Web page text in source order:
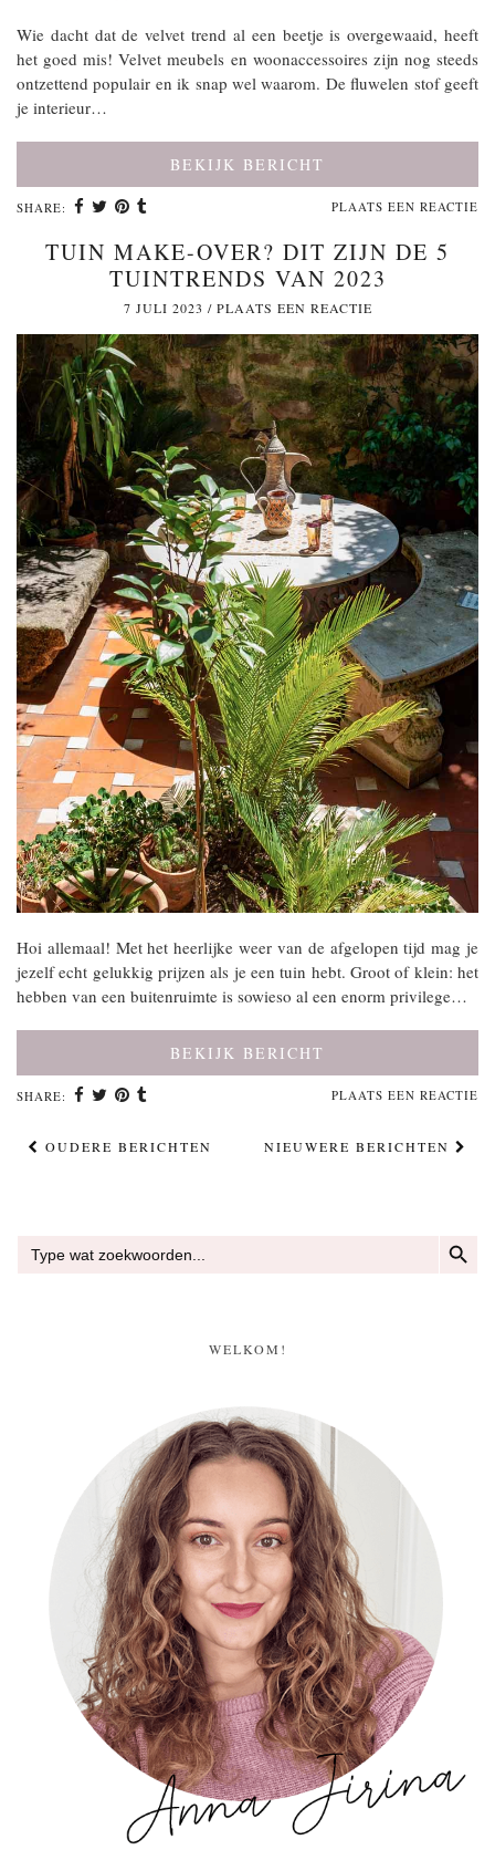
Wie dacht dat de velvet trend al een beetje is overgewaaid, heeft
het goed mis! Velvet meubels en woonaccessoires zijn nog steeds
ontzettend populair en ik snap wel waarom. De fluwelen stof geeft
je interieur…
BEKIJK BERICHT
SHARE: PLAATS EEN REACTIE
TUIN MAKE-OVER? DIT ZIJN DE 5
TUINTRENDS VAN 2023
7 JULI 2023 / PLAATS EEN REACTIE
Hoi allemaal! Met het heerlijke weer van de afgelopen tijd mag je
jezelf echt gelukkig prijzen als je een tuin hebt. Groot of klein: het
hebben van een buitenruimte is sowieso al een enorm privilege…
BEKIJK BERICHT
SHARE: PLAATS EEN REACTIE
OUDERE BERICHTEN NIEUWERE BERICHTEN
naar:
WELKOM!